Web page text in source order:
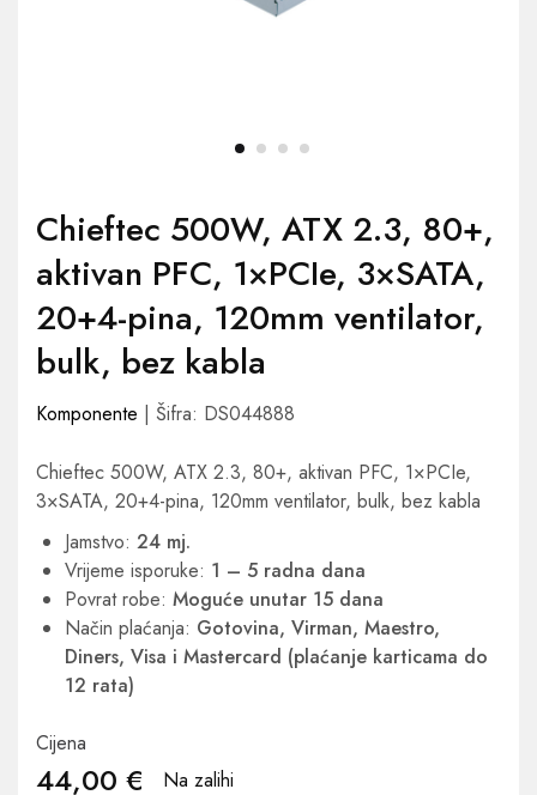
Chieftec 500W, ATX 2.3, 80+,
aktivan PFC, 1×PCIe, 3×SATA,
20+4-pina, 120mm ventilator,
bulk, bez kabla
Komponente | Šifra: DS044888
Chieftec 500W, ATX 2.3, 80+, aktivan PFC, 1×PCIe,
3×SATA, 20+4-pina, 120mm ventilator, bulk, bez kabla
Jamstvo: 24 mj.
Vrijeme isporuke: 1 – 5 radna dana
Povrat robe: Moguće unutar 15 dana
Način plaćanja: Gotovina, Virman, Maestro,
Diners, Visa i Mastercard (plaćanje karticama do
12 rata)
Cijena
44,00 € Na zalihi